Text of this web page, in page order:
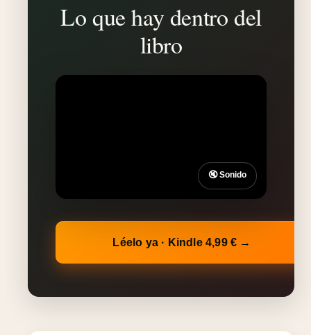
Lo que hay dentro del
libro
🔇 Sonido
Léelo ya · Kindle 4,99 € →